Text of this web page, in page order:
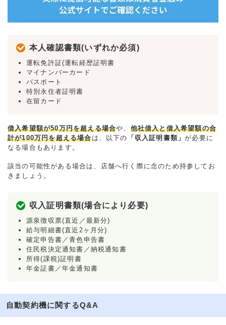
本人確認書類(いずれか必須)
運転免許証(運転経歴証明書
マイナンバーカード
パスポート
特別永住者証明書
在留カード
借入希望額が50万円を超える場合や、 他社借入と借入希望額の合
計が100万円を超える場合は、以下の 「収入証明書類」が必要に
なる場合もあります。
該当の可能性がある場合は、店舗へ行く際に念のため持参してお
きましょう。
収入証明書類(場合により必要)
源泉徴収票(直近／最新分)
給与明細書(直近2ヶ月分)
確定申告書／青色申告書
住民税決定通知書／納税通知書
所得(課税)証明書
年金証書／年金通知書
自動契約機に関するQ&A